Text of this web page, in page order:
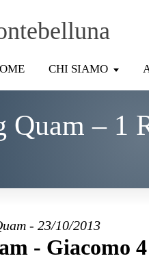
CHI SIAMO
Quam – 1
- 23/10/2013
- Giacomo 4